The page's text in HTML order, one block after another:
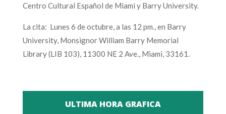
Centro Cultural Español de Miami y Barry University.
La cita: Lunes 6 de octubre, a las 12 pm., en Barry
University, Monsignor William Barry Memorial
Library (LIB 103), 11300 NE 2 Ave., Miami, 33161.
ULTIMA HORA GRAFICA